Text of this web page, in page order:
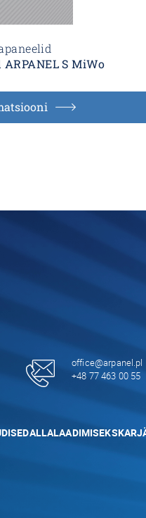
S MiWo
office@arpanel.pl
+48 77 463 00 55
ALLALAADIMISEKS